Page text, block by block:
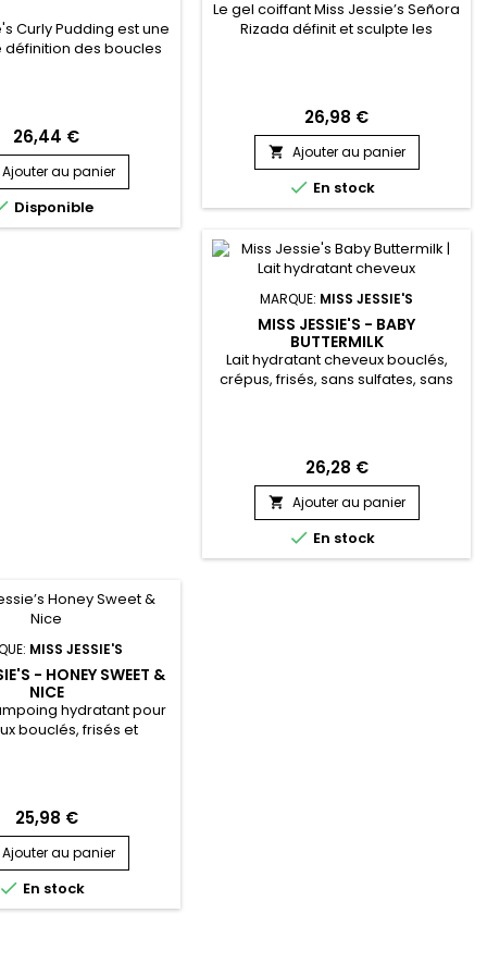
Curly Pudding est une
des boucles
sont parfaitement
l'élongation
Curly Pudding
créer des boucles sur
crépus par la
Vous
26,44 €
Ajouter au panier
Disponible
Le gel coiffant Miss Jessie’s Señora
Rizada définit et sculpte les
formule hydratante ne colle pas,
ne laisse aucun résidu ni pellicule,
et ne dessèche pas les cheveux.
Enrichi en protéines de blé, il gaine
la fibre capillaire, préserve la
casse et met en valeur...
26,98 €
 Ajouter au panier
 En stock
MARQUE: MISS JESSIE'S
MISS JESSIE'S - BABY
BUTTERMILK
Lait hydratant cheveux bouclés,
crépus, frisés, sans sulfates, sans
boucles.&nbsp; Miss Jessie's Baby
Buttermilk fortifie, restaure la fibre
capillaire, réduit les frisottis,
élimine les nœuds et protège les
cheveux des agressions
quotidiennes.&nbsp; Le lait
26,28 €
 Ajouter au panier
 En stock
MISS JESSIE'S
- HONEY SWEET &
NICE
hydratant pour
bouclés, frisés et
boucles fragiles en
la casse.&nbsp; Cet
de Miss Jessie’s
Miel et en protéines
douceur et revitalise
secs.&nbsp; Il nourrit...
25,98 €
Ajouter au panier
 En stock